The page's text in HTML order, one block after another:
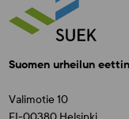
Suomen urheilun
Valimotie 10